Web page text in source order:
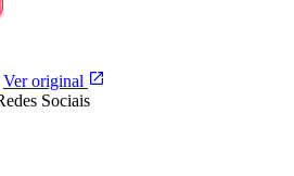
Ver original
Sociais